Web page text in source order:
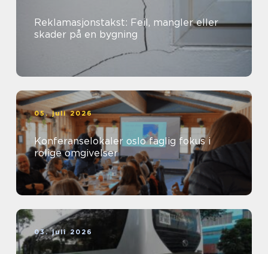
Reklamasjonstakst: Feil, mangler eller
skader på en bygning
05. juli 2026
Konferanselokaler oslo faglig fokus i
rolige omgivelser
03. juli 2026